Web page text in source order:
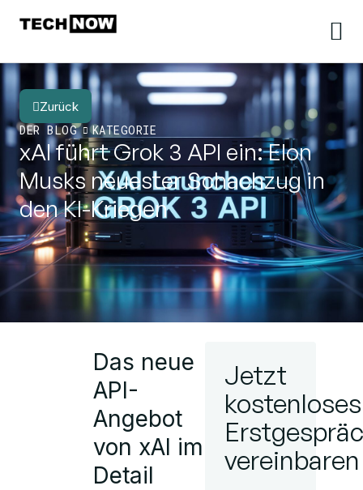
Zurück
DER BLOG
KATEGORIE
xAI führt Grok 3 API ein: Elon
Musks neuester Schachzug in
den KI-Kriegen
Das neue
API-
Angebot
von xAI im
Detail
Jetzt
kostenloses
vereinbaren